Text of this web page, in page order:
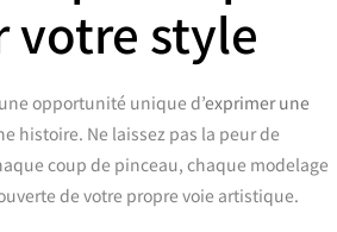
votre style
opportunité unique d’exprimer une
histoire. Ne laissez pas la peur de
coup de pinceau, chaque modelage
de votre propre voie artistique.